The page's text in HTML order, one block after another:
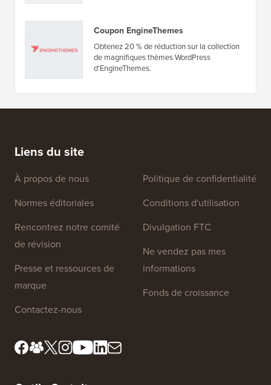
Coupon EngineThemes
Obtenez 20 % de réduction sur la collection
de magnifiques thèmes WordPress
d'EngineThemes.
Liens du site
À propos de nous
Normes éditoriales
Rencontrez notre comité
de révision
Presse et ressources de
marque
Contactez-nous
Politique de confidentialité
Conditions d'utilisation
Divulgation FTC
Ne vendez pas mes
informations
Fonds de croissance